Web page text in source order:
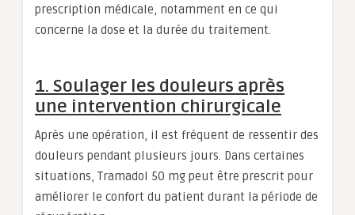
prescription médicale, notamment en ce qui
concerne la dose et la durée du traitement.
1. Soulager les douleurs après
une intervention chirurgicale
Après une opération, il est fréquent de ressentir des
douleurs pendant plusieurs jours. Dans certaines
situations, Tramadol 50 mg peut être prescrit pour
améliorer le confort du patient durant la période de